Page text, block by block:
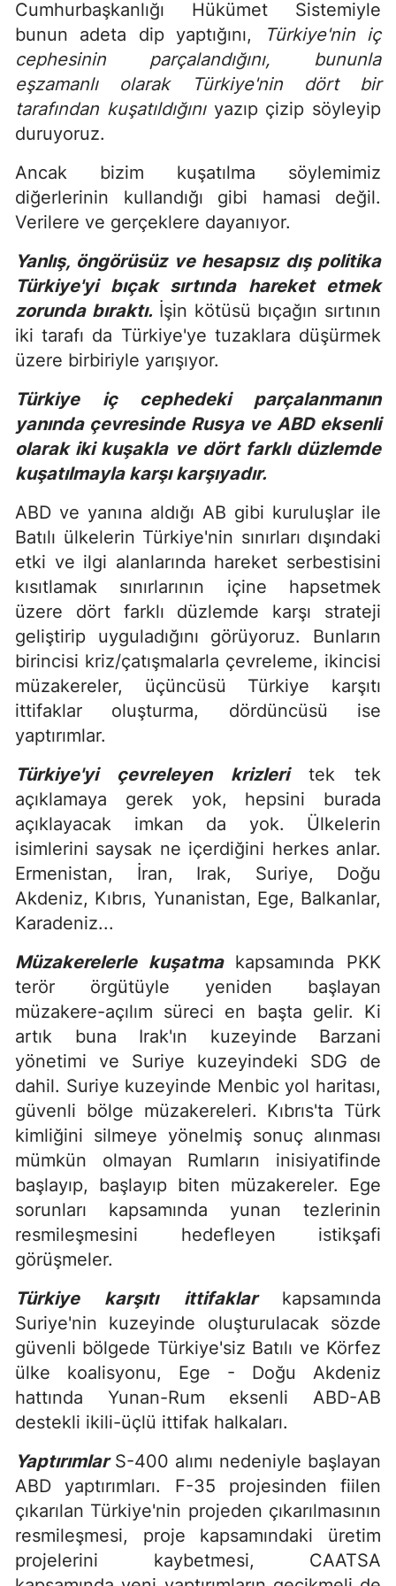
Cumhurbaşkanlığı Hükümet Sistemiyle
bunun adeta dip yaptığını,
Türkiye'nin iç
cephesinin parçalandığını, bununla
eşzamanlı olarak Türkiye'nin dört bir
tarafından kuşatıldığınıyazıp çizip söyleyip
duruyoruz.
Ancak bizim kuşatılma söylemimiz
diğerlerinin kullandığı gibi hamasi değil.
Verilere ve gerçeklere dayanıyor.
Yanlış, öngörüsüz ve hesapsız dış politika
Türkiye'yi bıçak sırtında hareket etmek
zorunda bıraktı. İşin kötüsü bıçağın sırtının
iki tarafı da Türkiye'ye tuzaklara düşürmek
üzere birbiriyle yarışıyor.
Türkiye iç cephedeki parçalanmanın
yanında çevresinde Rusya ve ABD eksenli
olarak iki kuşakla ve dört farklı düzlemde
kuşatılmayla karşı karşıyadır.
ABD ve yanına aldığı AB gibi kuruluşlar ile
Batılı ülkelerin Türkiye'nin sınırları dışındaki
etki ve ilgi alanlarında hareket serbestisini
kısıtlamak sınırlarının içine hapsetmek
üzere dört farklı düzlemde karşı strateji
geliştirip uyguladığını görüyoruz. Bunların
birincisi kriz/çatışmalarla çevreleme, ikincisi
müzakereler, üçüncüsü Türkiye karşıtı
ittifaklar oluşturma, dördüncüsü ise
yaptırımlar.
Türkiye'yi çevreleyen krizleritek tek
açıklamaya gerek yok, hepsini burada
açıklayacak imkan da yok. Ülkelerin
isimlerini saysak ne içerdiğini herkes anlar.
Ermenistan, İran, Irak, Suriye, Doğu
Akdeniz, Kıbrıs, Yunanistan, Ege, Balkanlar,
Karadeniz...
Müzakerelerle kuşatmakapsamında PKK
terör örgütüyle yeniden başlayan
müzakere-açılım süreci en başta gelir. Ki
artık buna Irak'ın kuzeyinde Barzani
yönetimi ve Suriye kuzeyindeki SDG de
dahil. Suriye kuzeyinde Menbic yol haritası,
güvenli bölge müzakereleri. Kıbrıs'ta Türk
kimliğini silmeye yönelmiş sonuç alınması
mümkün olmayan Rumların inisiyatifinde
başlayıp, başlayıp biten müzakereler. Ege
sorunları kapsamında yunan tezlerinin
resmileşmesini hedefleyen istikşafi
görüşmeler.
Türkiye karşıtı ittifaklar kapsamında
Suriye'nin kuzeyinde oluşturulacak sözde
güvenli bölgede Türkiye'siz Batılı ve Körfez
ülke koalisyonu, Ege - Doğu Akdeniz
hattında Yunan-Rum eksenli ABD-AB
destekli ikili-üçlü ittifak halkaları.
YaptırımlarS-400 alımı nedeniyle başlayan
ABD yaptırımları. F-35 projesinden fiilen
çıkarılan Türkiye'nin projeden çıkarılmasının
resmileşmesi, proje kapsamındaki üretim
projelerini kaybetmesi, CAATSA